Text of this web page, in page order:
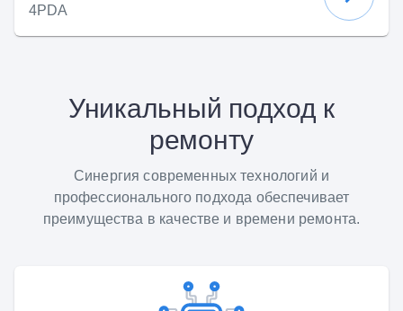
4PDA
Уникальный подход к
ремонту
Синергия современных технологий и
профессионального подхода обеспечивает
преимущества в качестве и времени ремонта.